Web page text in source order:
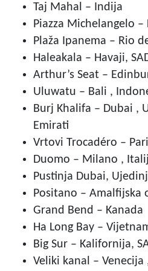
Taj Mahal – Indija
Piazza Michelangelo
Plaža Ipanema – Rio
Haleakala – Havaji,
Arthur’s Seat –
Uluwatu – Bali ,
Burj Khalifa – Dubai ,
Emirati
Vrtovi Trocadéro –
Duomo – Milano ,
Pustinja Dubai,
Positano – Amalfijska
Grand Bend – Kanada
Ha Long Bay –
Big Sur – Kalifornija,
Veliki kanal – Venecija